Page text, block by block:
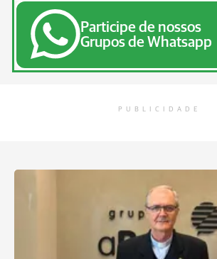
Participe de nossos
Grupos de Whatsapp
PUBLICIDADE